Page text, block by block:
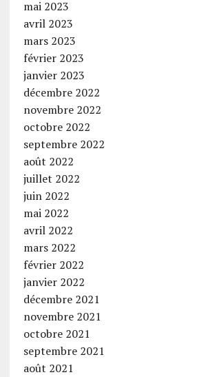
mai 2023
avril 2023
mars 2023
février 2023
janvier 2023
décembre 2022
novembre 2022
octobre 2022
septembre 2022
août 2022
juillet 2022
juin 2022
mai 2022
avril 2022
mars 2022
février 2022
janvier 2022
décembre 2021
novembre 2021
octobre 2021
septembre 2021
août 2021